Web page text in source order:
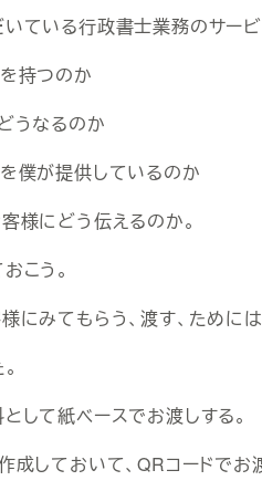
ている行政書士業務のサービ
持つのか
うなるのか
僕が提供しているのか
様にどう伝えるのか。
こう。
にみてもらう、渡す、ために
して紙ベースでお渡しする。
成しておいて、QRコードでお